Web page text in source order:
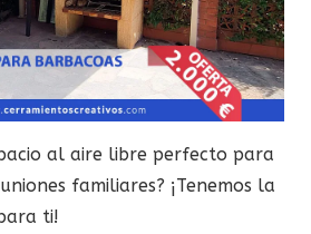
al aire libre perfecto para
familiares? ¡Tenemos la
ti!